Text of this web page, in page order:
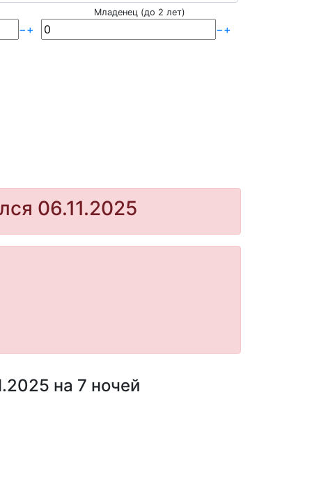
−+
Младенец (до 2 лет)
−+
06.11.2025
на 7 ночей